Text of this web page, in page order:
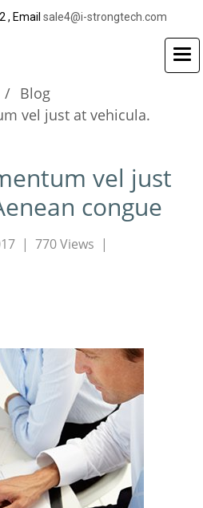
, Email sale4@i-strongtech.com
Blog
vel just at vehicula.
vel just
congue
| 770 Views |